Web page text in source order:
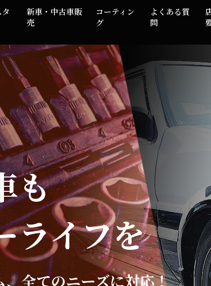
新車・中古車販
売
コーティン
グ
よくある質
問
も
ライフを
全てのニーズに対応！